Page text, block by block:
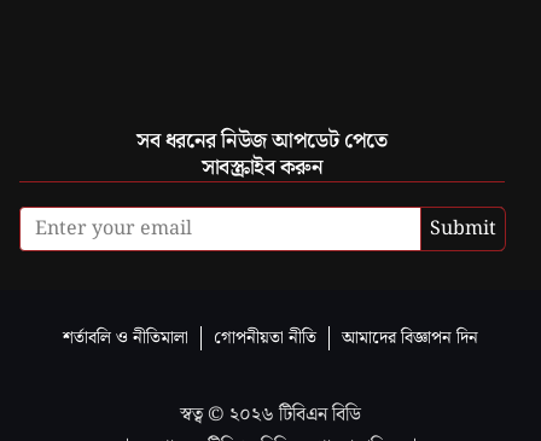
সব ধরনের নিউজ আপডেট পেতে
সাবস্ক্রাইব করুন
Submit
শর্তাবলি ও নীতিমালা গোপনীয়তা নীতি আমাদের বিজ্ঞাপন দিন
স্বত্ব © ২০২৬ টিবিএন বিডি